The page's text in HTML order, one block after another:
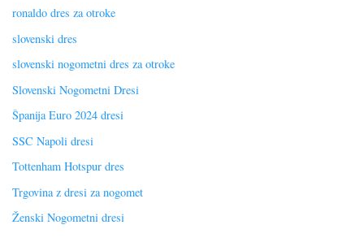
ronaldo dres za otroke
slovenski dres
slovenski nogometni dres za otroke
Slovenski Nogometni Dresi
Španija Euro 2024 dresi
SSC Napoli dresi
Tottenham Hotspur dres
Trgovina z dresi za nogomet
Ženski Nogometni dresi